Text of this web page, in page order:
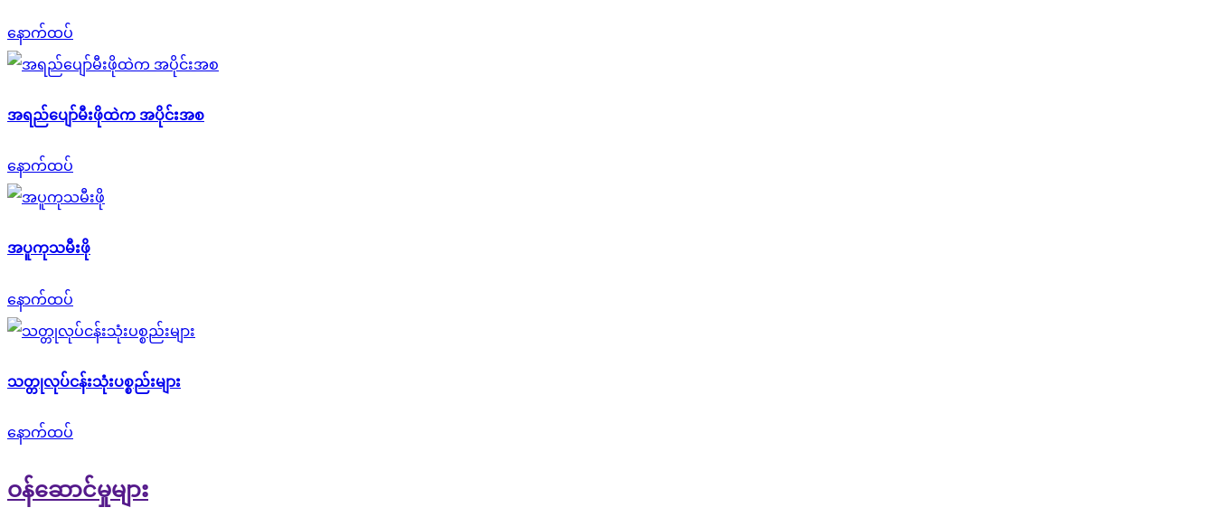
နောက်ထပ်
အရည်ပျော်မီးဖိုထဲက အပိုင်းအစ
နောက်ထပ်
အပူကုသမီးဖို
နောက်ထပ်
သတ္တုလုပ်ငန်းသုံးပစ္စည်းများ
နောက်ထပ်
ဝန်ဆောင်မှုများ